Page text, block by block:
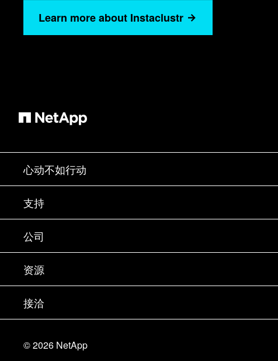
Learn more about Instaclustr
心动不如行动
如何购买
联系销售部门
寻找合作伙伴
试用产品
贵宾体验中心
产品 A-Z
支持
支持
训练
文档中心
知识库
社区
公司
公司
合作伙伴
招聘
信任中心
资源
新闻中心
活动
博客
接洽
站点反馈
©2026 NetApp